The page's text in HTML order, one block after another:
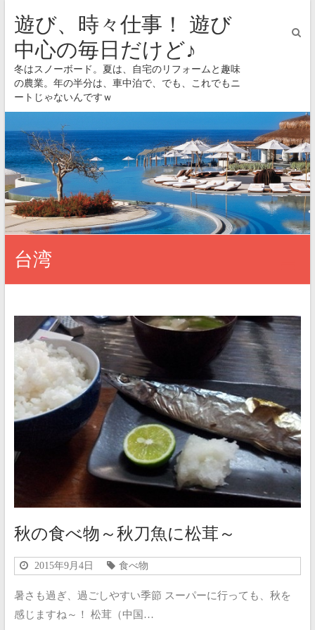
遊び、時々仕事！ 遊び
中心の毎日だけど♪
冬はスノーボード。夏は、自宅のリフォームと趣味
の農業。年の半分は、車中泊で、でも、これでもニ
ートじゃないんですｗ
台湾
秋の食べ物～秋刀魚に松茸～
2015年9月4日 食べ物
暑さも過ぎ、過ごしやすい季節 スーパーに行っても、秋を
感じますね～！ 松茸（中国…